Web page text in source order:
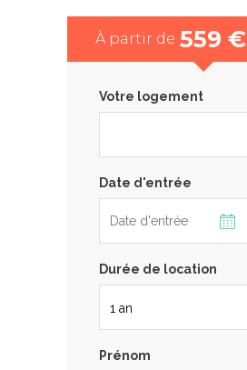
À partir de 559 €
Votre logement
Date d'entrée
Durée de location
Prénom